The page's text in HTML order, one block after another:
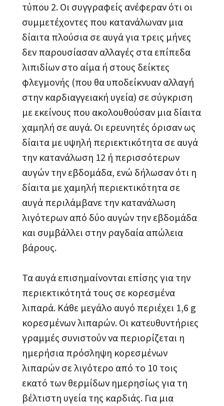
τύπου 2. Οι συγγραφείς ανέφεραν ότι οι
συμμετέχοντες που κατανάλωναν μια
δίαιτα πλούσια σε αυγά για τρεις μήνες
δεν παρουσίασαν αλλαγές στα επίπεδα
λιπιδίων στο αίμα ή στους δείκτες
φλεγμονής (που θα υποδείκνυαν αλλαγή
στην καρδιαγγειακή υγεία) σε σύγκριση
με εκείνους που ακολουθούσαν μια δίαιτα
χαμηλή σε αυγά. Οι ερευνητές όρισαν ως
δίαιτα με υψηλή περιεκτικότητα σε αυγά
την κατανάλωση 12 ή περισσότερων
αυγών την εβδομάδα, ενώ δήλωσαν ότι η
δίαιτα με χαμηλή περιεκτικότητα σε
αυγά περιλάμβανε την κατανάλωση
λιγότερων από δύο αυγών την εβδομάδα
και συμβάλλει στην ραγδαία απώλεια
βάρους.
Τα αυγά επισημαίνονται επίσης για την
περιεκτικότητά τους σε κορεσμένα
λιπαρά. Κάθε μεγάλο αυγό περιέχει 1,6 g
κορεσμένων λιπαρών. Οι κατευθυντήριες
γραμμές συνιστούν να περιορίζεται η
ημερήσια πρόσληψη κορεσμένων
λιπαρών σε λιγότερο από το 10 τοις
εκατό των θερμίδων ημερησίως για τη
βέλτιστη υγεία της καρδιάς. Για μια